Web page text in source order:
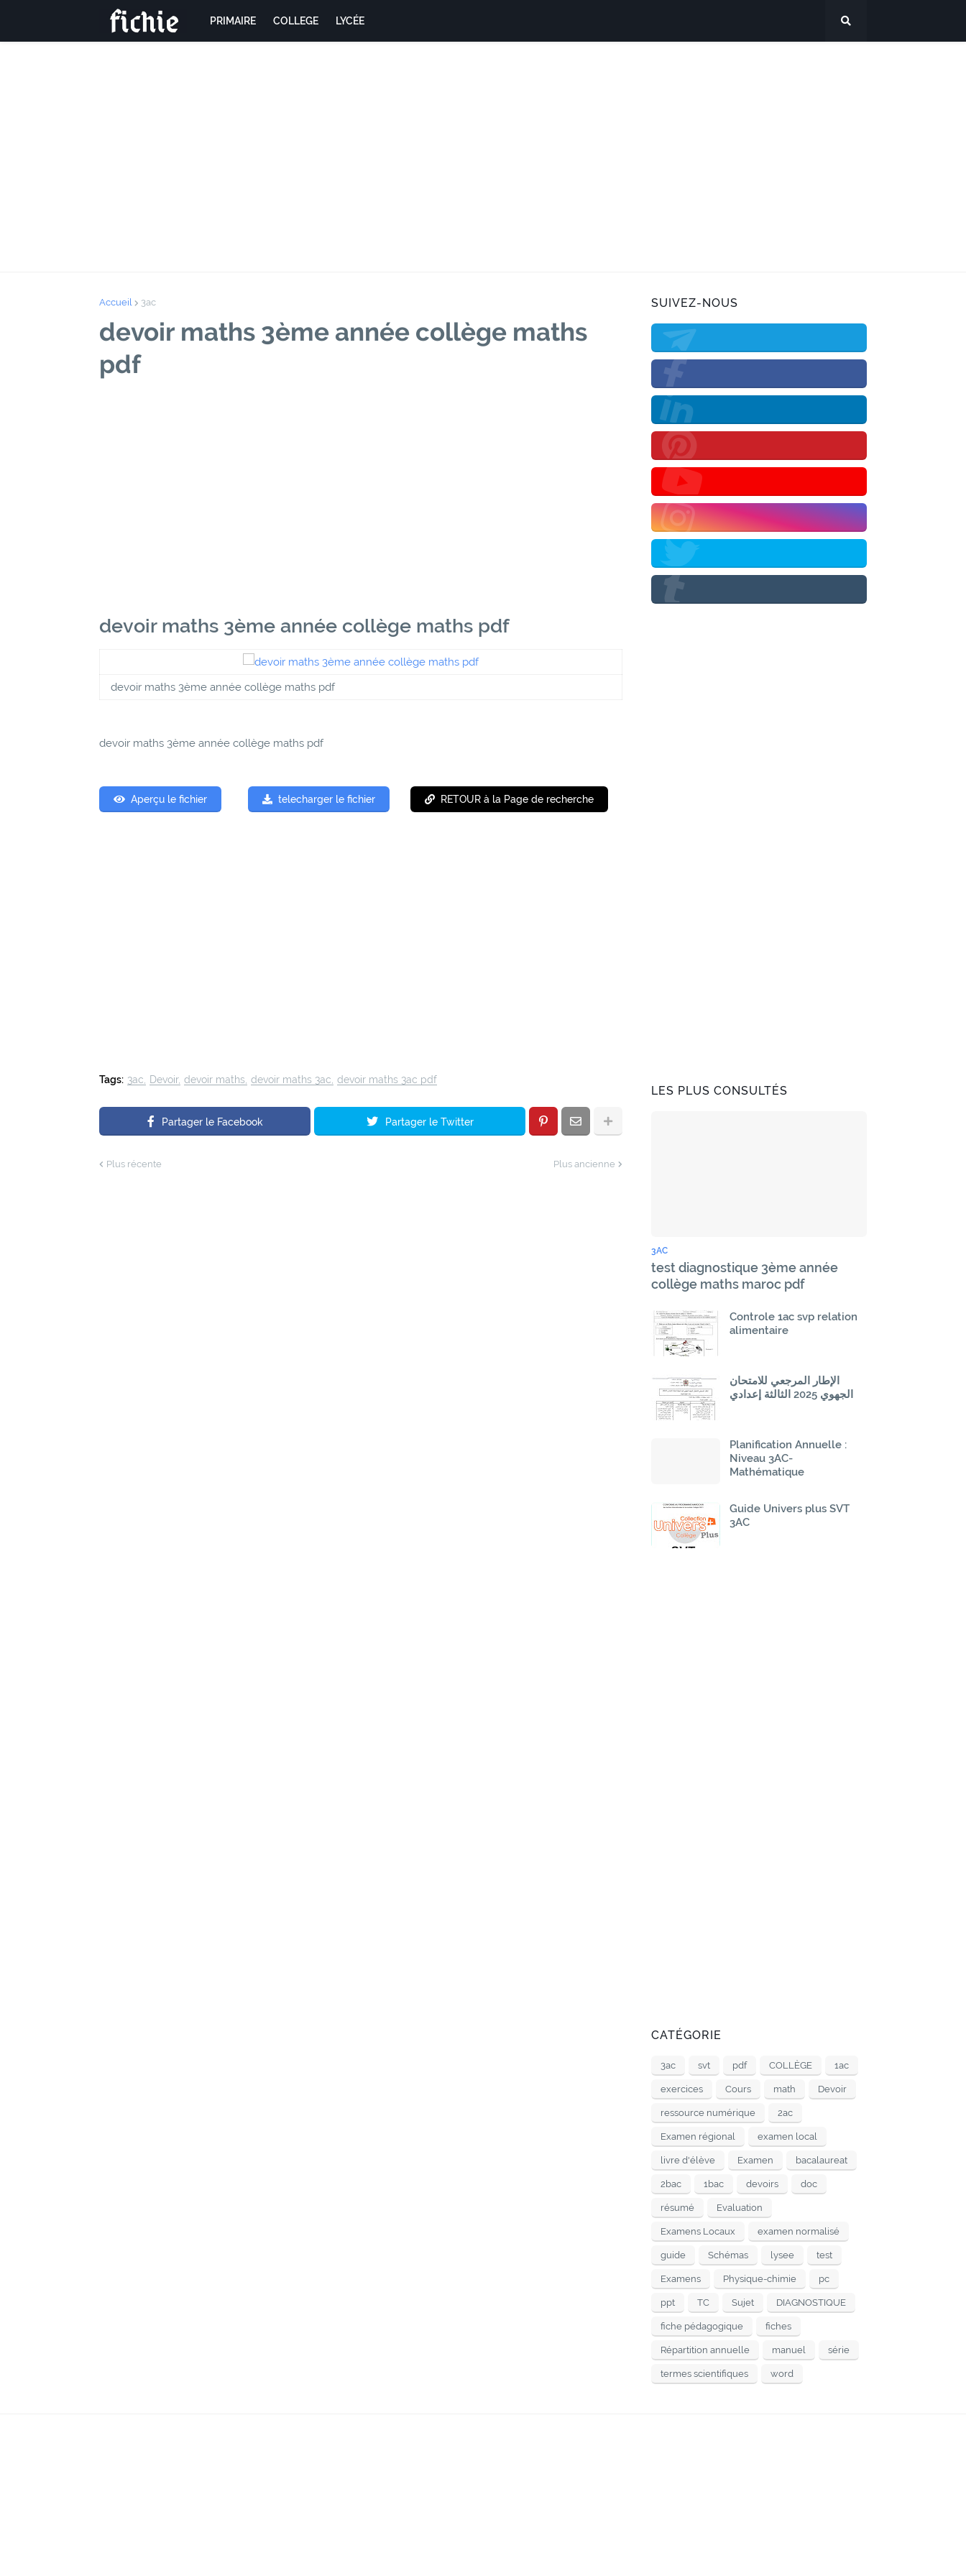
PRIMAIRE COLLEGE LYCÉE
Accueil 3ac
devoir maths 3ème année collège maths
pdf
devoir maths 3ème année collège maths pdf
devoir maths 3ème année collège maths pdf
devoir maths 3ème année collège maths pdf
Aperçu le fichier telecharger le fichier RETOUR à la Page de recherche
Tags: 3ac Devoir devoir maths devoir maths 3ac devoir maths 3ac pdf
Partager le Facebook Partager le Twitter
Plus récente Plus ancienne
SUIVEZ-NOUS
LES PLUS CONSULTÉS
3AC
test diagnostique 3ème année
collège maths maroc pdf
Controle 1ac svp relation
alimentaire
الإطار المرجعي للامتحان
الجهوي 2025 الثالثة إعدادي
Planification Annuelle :
Niveau 3AC-
Mathématique
Guide Univers plus SVT
3AC
CATÉGORIE
3ac svt pdf COLLÈGE 1ac
exercices Cours math Devoir
ressource numérique 2ac
Examen régional examen local
livre d'élève Examen bacalaureat
2bac 1bac devoirs doc
résumé Evaluation
Examens Locaux examen normalisé
guide Schémas lysee test
Examens Physique-chimie pc
ppt TC Sujet DIAGNOSTIQUE
fiche pédagogique fiches
Répartition annuelle manuel série
termes scientifiques word